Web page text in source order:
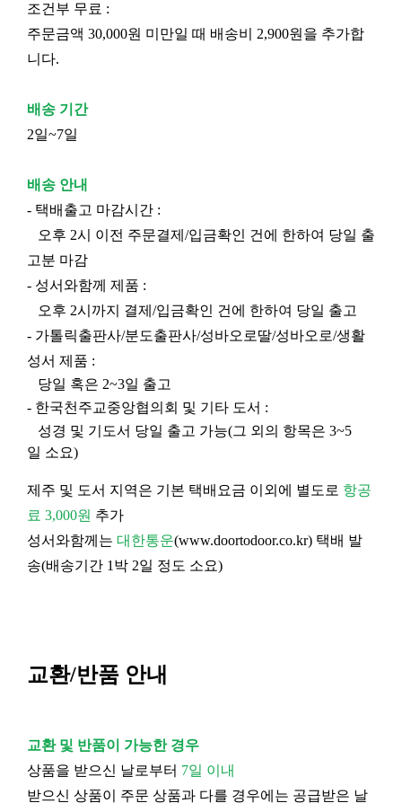
조건부 무료 :
주문금액 30,000원 미만일 때 배송비 2,900원을 추가합
니다.
배송 기간
2일~7일
배송 안내
- 택배출고 마감시간 :
오후 2시 이전 주문결제/입금확인 건에 한하여 당일 출
고분 마감
- 성서와함께 제품 :
오후 2시까지 결제/입금확인 건에 한하여 당일 출고
- 가톨릭출판사/분도출판사/성바오로딸/성바오로/생활
성서 제품 :
당일 혹은 2~3일 출고
- 한국천주교중앙협의회 및 기타 도서 :
성경 및 기도서 당일 출고 가능(그 외의 항목은 3~5
일 소요)
제주 및 도서 지역은 기본 택배요금 이외에 별도로 항공
료 3,000원 추가
성서와함께는 대한통운(www.doortodoor.co.kr) 택배 발
송(배송기간 1박 2일 정도 소요)
교환/반품 안내
교환 및 반품이 가능한 경우
상품을 받으신 날로부터 7일 이내
받으신 상품이 주문 상품과 다를 경우에는 공급받은 날